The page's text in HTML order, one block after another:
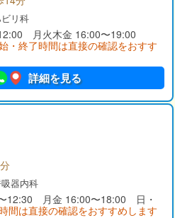
リ科
月火木金 16:00〜19:00
・終了時間は直接の確認をおすす
詳細を見る
器内科
12:30 月金 16:00〜18:00 日・
間は直接の確認をおすすめします